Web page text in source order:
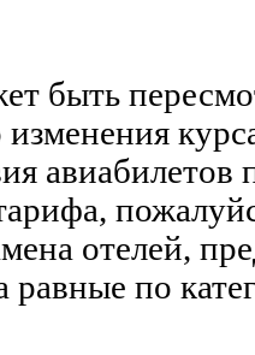
быть
изменения
отелей,
равные по